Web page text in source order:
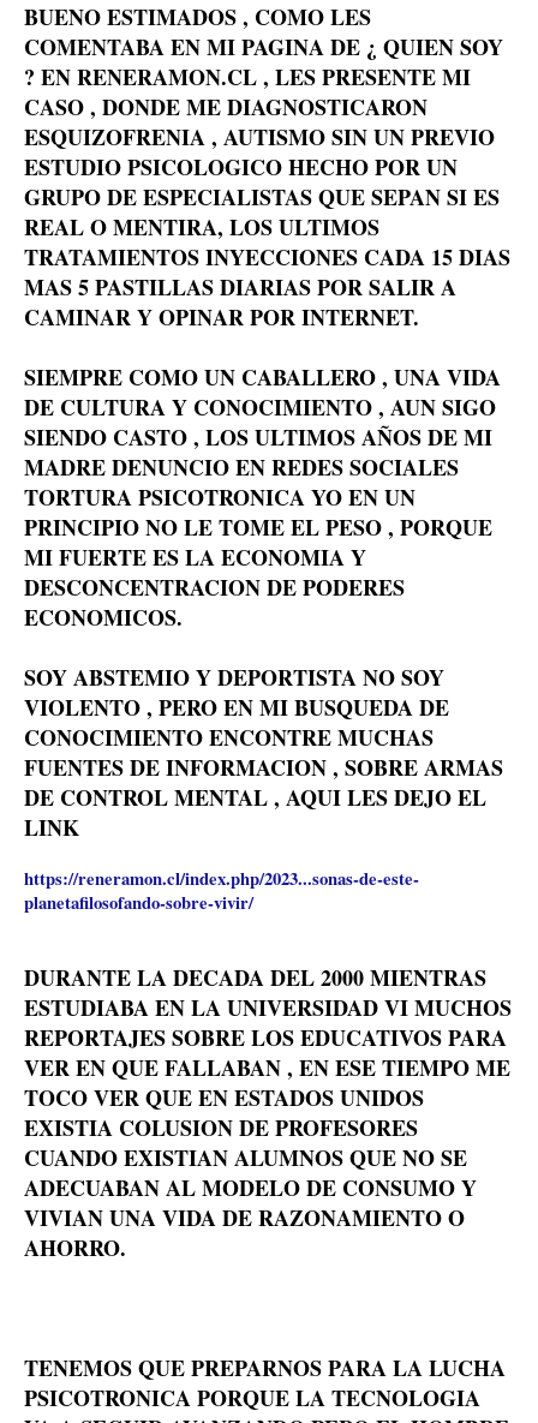
BUENO ESTIMADOS , COMO LES
COMENTABA EN MI PAGINA DE ¿ QUIEN SOY
? EN RENERAMON.CL , LES PRESENTE MI
CASO , DONDE ME DIAGNOSTICARON
ESQUIZOFRENIA , AUTISMO SIN UN PREVIO
ESTUDIO PSICOLOGICO HECHO POR UN
GRUPO DE ESPECIALISTAS QUE SEPAN SI ES
REAL O MENTIRA, LOS ULTIMOS
TRATAMIENTOS INYECCIONES CADA 15 DIAS
MAS 5 PASTILLAS DIARIAS POR SALIR A
CAMINAR Y OPINAR POR INTERNET.
SIEMPRE COMO UN CABALLERO , UNA VIDA
DE CULTURA Y CONOCIMIENTO , AUN SIGO
SIENDO CASTO , LOS ULTIMOS AÑOS DE MI
MADRE DENUNCIO EN REDES SOCIALES
TORTURA PSICOTRONICA YO EN UN
PRINCIPIO NO LE TOME EL PESO , PORQUE
MI FUERTE ES LA ECONOMIA Y
DESCONCENTRACION DE PODERES
ECONOMICOS.
SOY ABSTEMIO Y DEPORTISTA NO SOY
VIOLENTO , PERO EN MI BUSQUEDA DE
CONOCIMIENTO ENCONTRE MUCHAS
FUENTES DE INFORMACION , SOBRE ARMAS
DE CONTROL MENTAL , AQUI LES DEJO EL
LINK
https://reneramon.cl/index.php/2023...sonas-de-este-
planetafilosofando-sobre-vivir/
DURANTE LA DECADA DEL 2000 MIENTRAS
ESTUDIABA EN LA UNIVERSIDAD VI MUCHOS
REPORTAJES SOBRE LOS EDUCATIVOS PARA
VER EN QUE FALLABAN , EN ESE TIEMPO ME
TOCO VER QUE EN ESTADOS UNIDOS
EXISTIA COLUSION DE PROFESORES
CUANDO EXISTIAN ALUMNOS QUE NO SE
ADECUABAN AL MODELO DE CONSUMO Y
VIVIAN UNA VIDA DE RAZONAMIENTO O
AHORRO.
TENEMOS QUE PREPARNOS PARA LA LUCHA
PSICOTRONICA PORQUE LA TECNOLOGIA